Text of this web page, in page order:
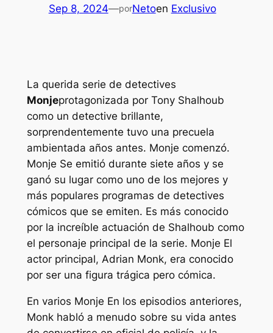
Sep 8, 2024—porNetoen Exclusivo
La querida serie de detectives
Monjeprotagonizada por Tony Shalhoub
como un detective brillante,
sorprendentemente tuvo una precuela
ambientada años antes. Monje comenzó.
Monje Se emitió durante siete años y se
ganó su lugar como uno de los mejores y
más populares programas de detectives
cómicos que se emiten. Es más conocido
por la increíble actuación de Shalhoub como
el personaje principal de la serie. Monje El
actor principal, Adrian Monk, era conocido
por ser una figura trágica pero cómica.
En varios Monje En los episodios anteriores,
Monk habló a menudo sobre su vida antes